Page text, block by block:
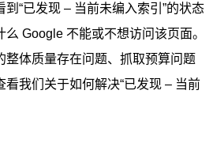
“已发现 – 当前未编入索引”的状态
Google 不能或不想访问该页面。
整体质量存在问题、抓取预算问题
我们关于如何解决“已发现 – 当前